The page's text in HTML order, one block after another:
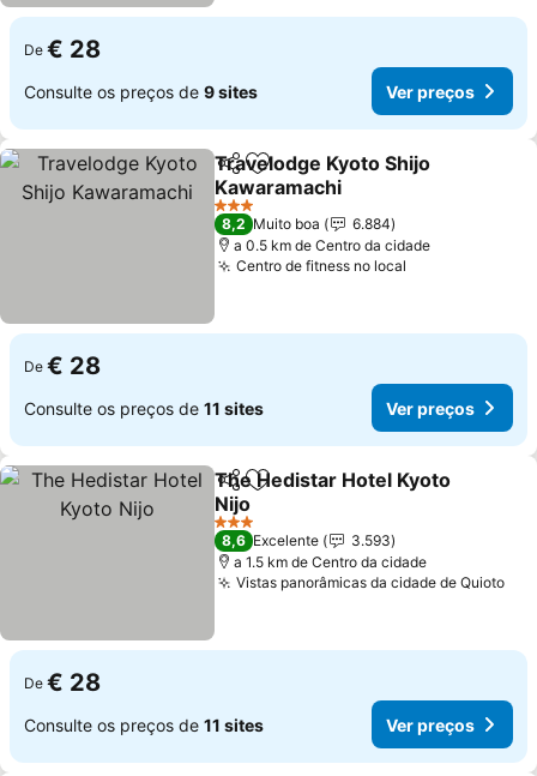
De € 28
Consulte os preços de 9 sites Ver preços
PartilharAdicionar aos favoritos
Travelodge Kyoto Shijo
Kawaramachi
Ver preços
3 Estrelas
8,2 Muito boa
6.884
a 0.5 km de Centro da cidade
Centro de fitness no local
De € 28
Consulte os preços de 11 sites Ver preços
PartilharAdicionar aos favoritos
The Hedistar Hotel Kyoto
Nijo
Ver preços
3 Estrelas
8,6 Excelente
3.593
a 1.5 km de Centro da cidade
Vistas panorâmicas da cidade de Quioto
De € 28
Consulte os preços de 11 sites Ver preços